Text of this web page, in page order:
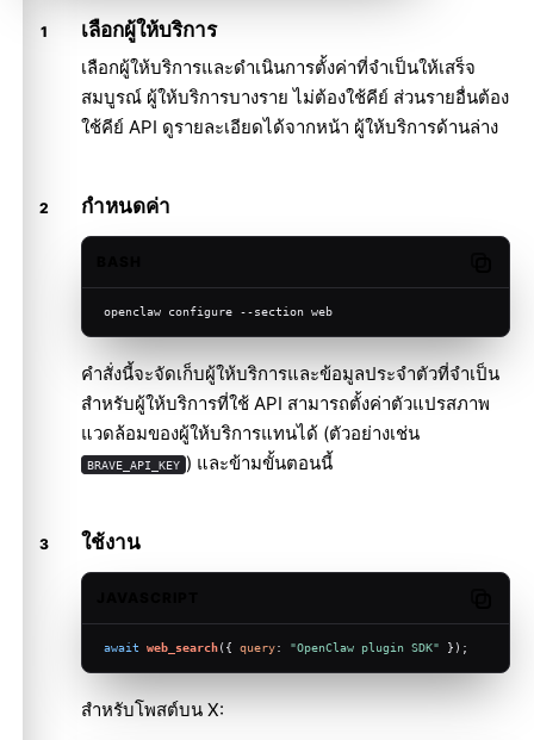
เลือกผู้ให้บริการ
เลือกผู้ให้บริการและดำเนินการตั้งค่าที่จำเป็นให้เสร็จ
สมบูรณ์ ผู้ให้บริการบางราย ไม่ต้องใช้คีย์ ส่วนรายอื่นต้อง
ใช้คีย์ API ดูรายละเอียดได้จากหน้า ผู้ให้บริการด้านล่าง
กำหนดค่า
openclaw configure --section web
คำสั่งนี้จะจัดเก็บผู้ให้บริการและข้อมูลประจำตัวที่จำเป็น
สำหรับผู้ให้บริการที่ใช้ API สามารถตั้งค่าตัวแปรสภาพ
แวดล้อมของผู้ให้บริการแทนได้ (ตัวอย่างเช่น
BRAVE_API_KEY ) และข้ามขั้นตอนนี้
ใช้งาน
await web_search({ query: "OpenClaw plugin SDK" });
สำหรับโพสต์บน X:
โปรไฟล์เครื่องมือ
ที่เกี่ยวข้อง